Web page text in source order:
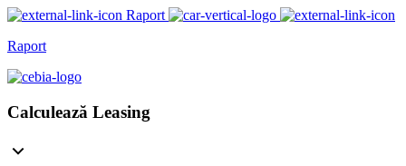
Raport
Raport
Calculează Leasing